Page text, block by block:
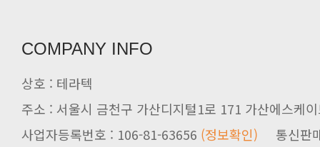
COMPANY INFO
상호 : 테라텍
주소 : 서울시 금천구 가산디지털1로 171 가산에스케
사업자등록번호 : 106-81-63656 (정보확인)